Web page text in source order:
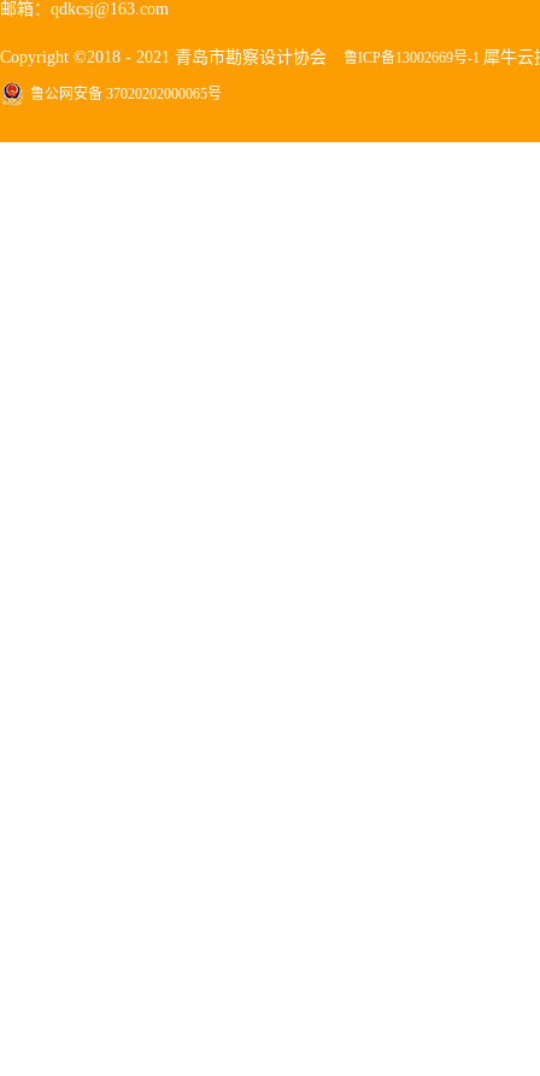
邮箱：qdkcsj@163.com
Copyright ©2018 - 2021 青岛市勘察设计协会 鲁ICP备13002669号-1 犀牛云
鲁公网安备 37020202000065号